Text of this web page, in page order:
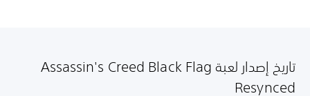
تاريخ إصدار لعبة Assassin's Creed Black Flag
Resynced